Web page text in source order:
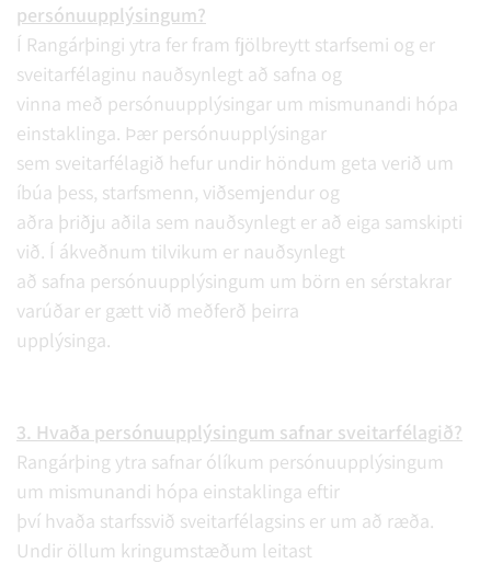
persónuupplýsingum?
Í Rangárþingi ytra fer fram fjölbreytt starfsemi og er
sveitarfélaginu nauðsynlegt að safna og
vinna með persónuupplýsingar um mismunandi hópa
einstaklinga. Þær persónuupplýsingar
sem sveitarfélagið hefur undir höndum geta verið um
íbúa þess, starfsmenn, viðsemjendur og
aðra þriðju aðila sem nauðsynlegt er að eiga samskipti
við. Í ákveðnum tilvikum er nauðsynlegt
að safna persónuupplýsingum um börn en sérstakrar
varúðar er gætt við meðferð þeirra
upplýsinga.
3. Hvaða persónuupplýsingum safnar sveitarfélagið?
Rangárþing ytra safnar ólíkum persónuupplýsingum
um mismunandi hópa einstaklinga eftir
því hvaða starfssvið sveitarfélagsins er um að ræða.
Undir öllum kringumstæðum leitast